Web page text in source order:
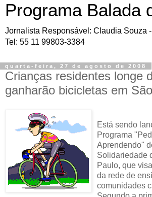
Programa Balada
Jornalista Responsável: Claudia Souza
Tel: 55 11 99803-3384
quarta-feira, 27 de agosto de 2008
Crianças residentes longe
ganharão bicicletas em
Está sendo
Programa
Aprendendo"
Solidariedade
Paulo, que
da rede de
comunidades